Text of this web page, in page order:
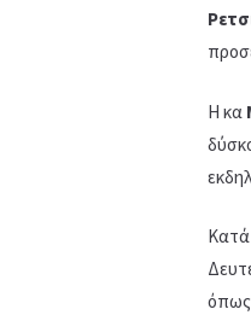
Η κα
Κατά
όπως